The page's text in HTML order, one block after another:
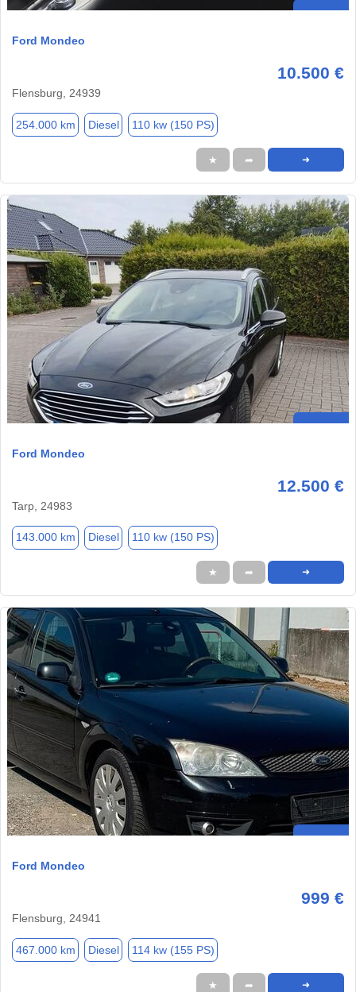
Ford Mondeo
10.500 €
Flensburg, 24939
254.000 km Diesel 110 kw (150 PS)
★ ➦ ➜
Ford Mondeo
12.500 €
Tarp, 24983
143.000 km Diesel 110 kw (150 PS)
★ ➦ ➜
Ford Mondeo
999 €
Flensburg, 24941
467.000 km Diesel 114 kw (155 PS)
★ ➦ ➜